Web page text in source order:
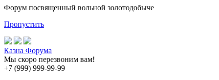
Форум посвященный вольной золотодобыче
Пропустить
Казна Форума
Мы скоро перезвоним вам!
+7 (999) 999-99-99